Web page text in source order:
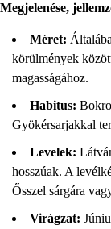
Megjelenése,
Méret:
körülmények
magasságához.
Habitus:
Gyökérsarjakkal
Levelek:
hosszúak. A
Ősszel sárgára
Virágzat: